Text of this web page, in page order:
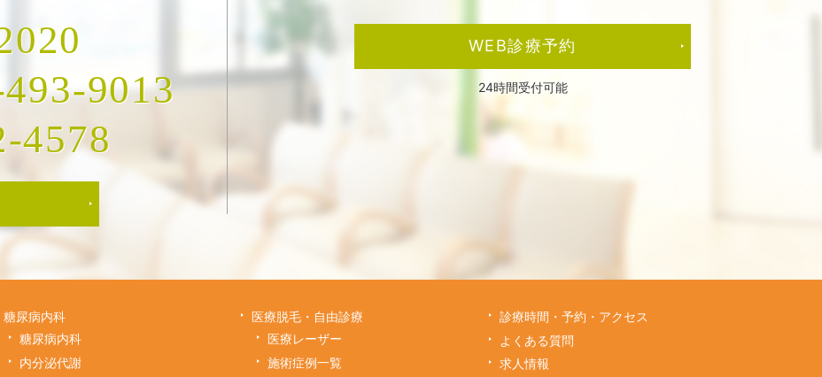
9013
4578
WEB診療予約
24時間受付可能
糖尿病内科
糖尿病内科
内分泌代謝
医療脱毛・自由診療
医療レーザー
施術症例一覧
診療時間・予約・アクセス
よくある質問
求人情報